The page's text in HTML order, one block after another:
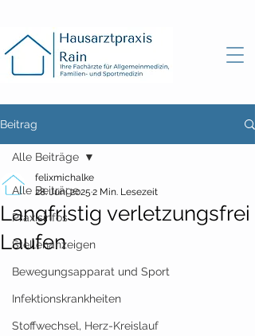
Beitrag
Alle Beiträge
Praxisinfos
Stellenanzeigen
Bewegungsapparat und Sport
Infektionskrankheiten
Stoffwechsel, Herz-Kreislauf
Alle Beiträge
Langfristig verletzungsfrei
Laufen
felixmichalke
28. Juni 2025 2 Min. Lesezeit